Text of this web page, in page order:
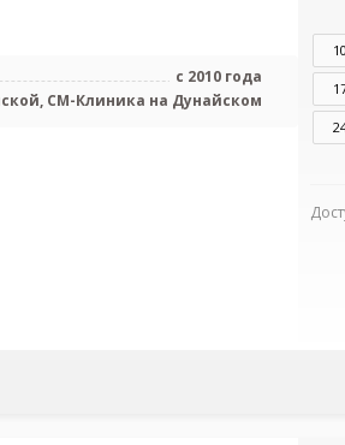
с 2010 года
СМ-Клиника на Дунайском
10